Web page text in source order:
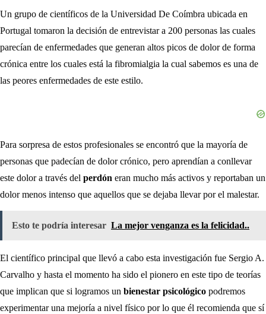
Un grupo de científicos de la Universidad De Coímbra ubicada en
Portugal tomaron la decisión de entrevistar a 200 personas las cuales
parecían de enfermedades que generan altos picos de dolor de forma
crónica entre los cuales está la fibromialgia la cual sabemos es una de
las peores enfermedades de este estilo.
Para sorpresa de estos profesionales se encontró que la mayoría de
personas que padecían de dolor crónico, pero aprendían a conllevar
este dolor a través del perdón eran mucho más activos y reportaban un
dolor menos intenso que aquellos que se dejaba llevar por el malestar.
Esto te podría interesar La mejor venganza es la felicidad..
El científico principal que llevó a cabo esta investigación fue Sergio A.
Carvalho y hasta el momento ha sido el pionero en este tipo de teorías
que implican que si logramos un bienestar psicológico podremos
experimentar una mejoría a nivel físico por lo que él recomienda que sí